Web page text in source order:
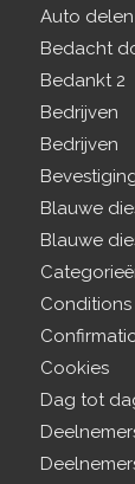
Auto delen
Bedacht
Bedankt 2
Bedrijven
Bedrijven
Blauwe
Blauwe
Cookies
Dag tot